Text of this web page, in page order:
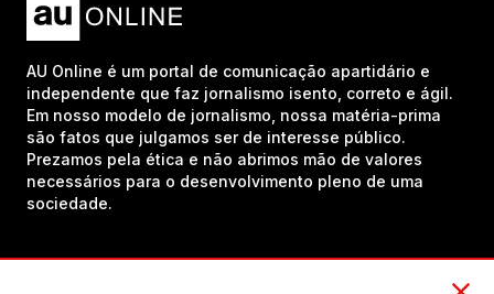
AU Online é um portal de comunicação apartidário e
independente que faz jornalismo isento, correto e ágil.
Em nosso modelo de jornalismo, nossa matéria-prima
são fatos que julgamos ser de interesse público.
Prezamos pela ética e não abrimos mão de valores
necessários para o desenvolvimento pleno de uma
sociedade.